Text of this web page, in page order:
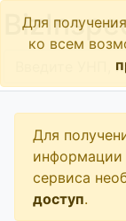
Для
ко всем
Для
сервиса
доступ.